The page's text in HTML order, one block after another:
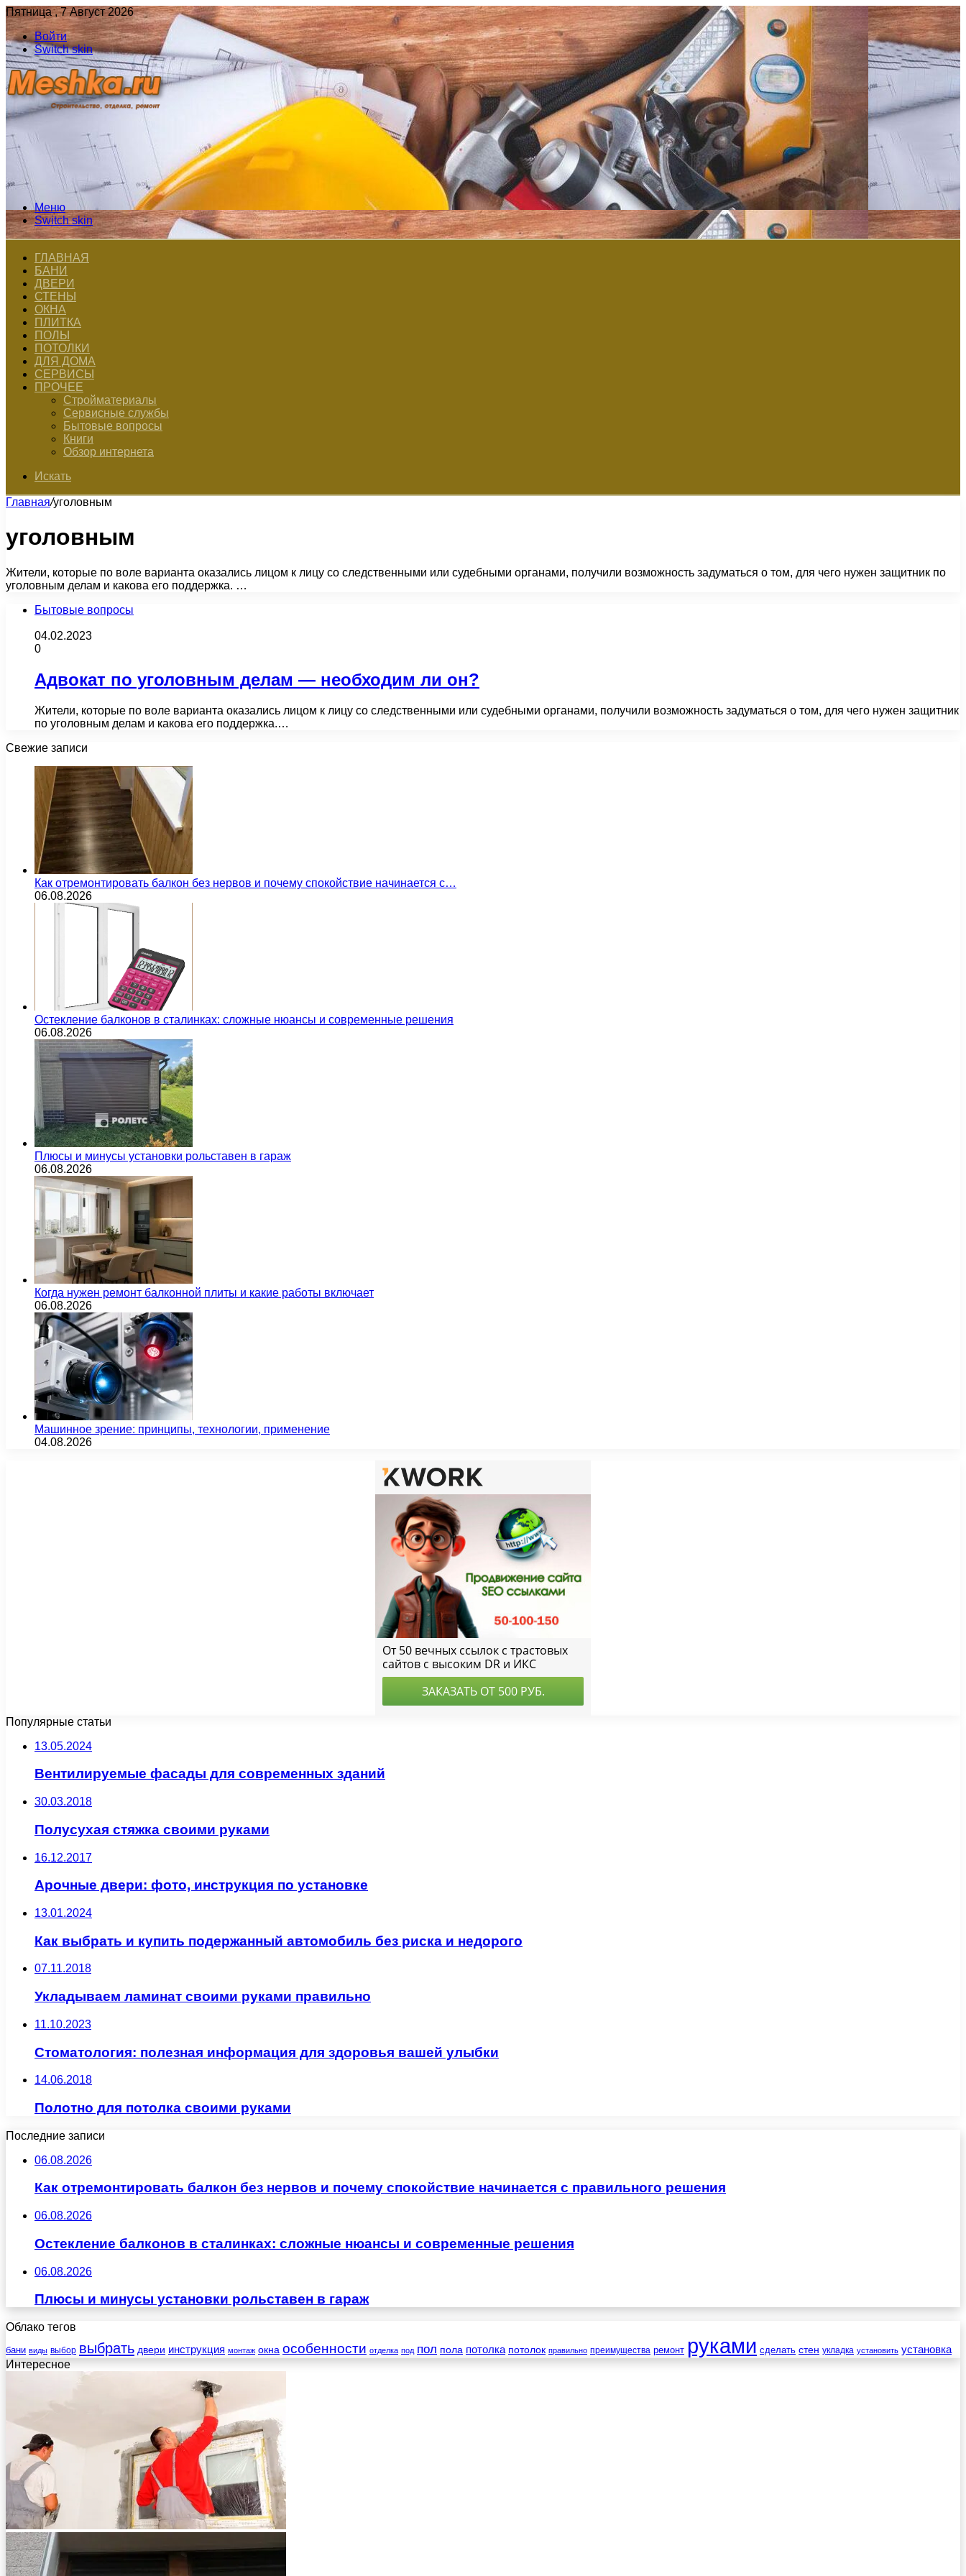
Пятница , 7 Август 2026
Войти
Switch skin
Меню
Switch skin
ГЛАВНАЯ
БАНИ
ДВЕРИ
СТЕНЫ
ОКНА
ПЛИТКА
ПОЛЫ
ПОТОЛКИ
ДЛЯ ДОМА
СЕРВИСЫ
ПРОЧЕЕ
Стройматериалы
Сервисные службы
Бытовые вопросы
Книги
Обзор интернета
Искать
Главная/уголовным
уголовным
Жители, которые по воле варианта оказались лицом к лицу со следственными или судебными органами, получили возможность задуматься о том, для чего нужен защитник по
уголовным делам и какова его поддержка. …
Бытовые вопросы
04.02.2023
0
Адвокат по уголовным делам — необходим ли он?
Жители, которые по воле варианта оказались лицом к лицу со следственными или судебными органами, получили возможность задуматься о том, для чего нужен защитник
по уголовным делам и какова его поддержка.…
Свежие записи
Как отремонтировать балкон без нервов и почему спокойствие начинается с…
06.08.2026
Остекление балконов в сталинках: сложные нюансы и современные решения
06.08.2026
Плюсы и минусы установки рольставен в гараж
06.08.2026
Когда нужен ремонт балконной плиты и какие работы включает
06.08.2026
Машинное зрение: принципы, технологии, применение
04.08.2026
Популярные статьи
13.05.2024
Вентилируемые фасады для современных зданий
30.03.2018
Полусухая стяжка своими руками
16.12.2017
Арочные двери: фото, инструкция по установке
13.01.2024
Как выбрать и купить подержанный автомобиль без риска и недорого
07.11.2018
Укладываем ламинат своими руками правильно
11.10.2023
Стоматология: полезная информация для здоровья вашей улыбки
14.06.2018
Полотно для потолка своими руками
Последние записи
06.08.2026
Как отремонтировать балкон без нервов и почему спокойствие начинается с правильного решения
06.08.2026
Остекление балконов в сталинках: сложные нюансы и современные решения
06.08.2026
Плюсы и минусы установки рольставен в гараж
Облако тегов
бани виды выбор выбрать двери инструкция монтаж окна особенности отделка под пол пола потолка потолок правильно преимущества ремонт руками сделать стен укладка установить установка
Интересное